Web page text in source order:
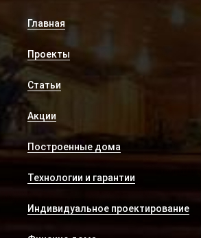
Главная
Проекты
Статьи
Акции
Построенные дома
Технологии и гарантии
Индивидуальное проектирование